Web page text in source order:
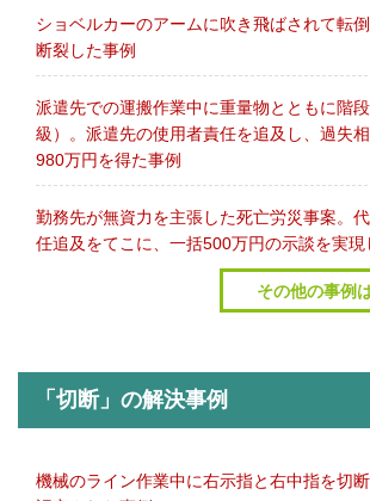
ショベルカーのアームに吹き飛ばされて転
断裂した事例
派遣先での運搬作業中に重量物とともに階
級）。派遣先の使用者責任を追及し、過失
980万円を得た事例
勤務先が無資力を主張した死亡労災事案。
任追及をてこに、一括500万円の示談を実現
その他の事例
「切断」の解決事例
機械のライン作業中に右示指と右中指を切